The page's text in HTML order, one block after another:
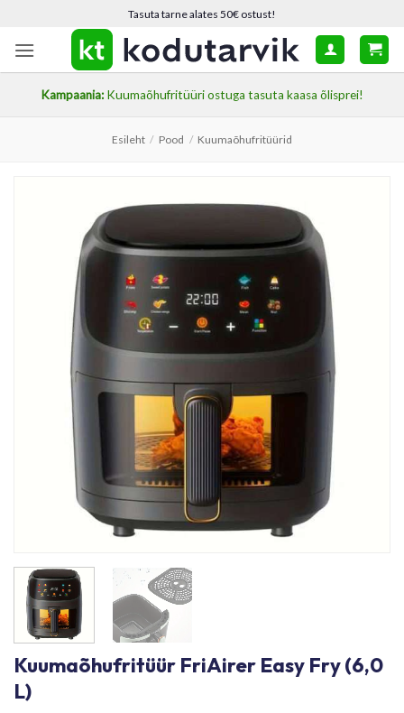
content
Tasuta tarne alates 50€ ostust!
Kampaania: Kuumaõhufritüüri ostuga tasuta kaasa õlisprei!
Esileht / Pood / Kuumaõhufritüürid
Kuumaõhufritüür FriAirer Easy Fry (6,0
L)